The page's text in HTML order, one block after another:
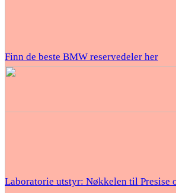
Finn de beste BMW reservedeler her
Laboratorie utstyr: Nøkkelen til Presise